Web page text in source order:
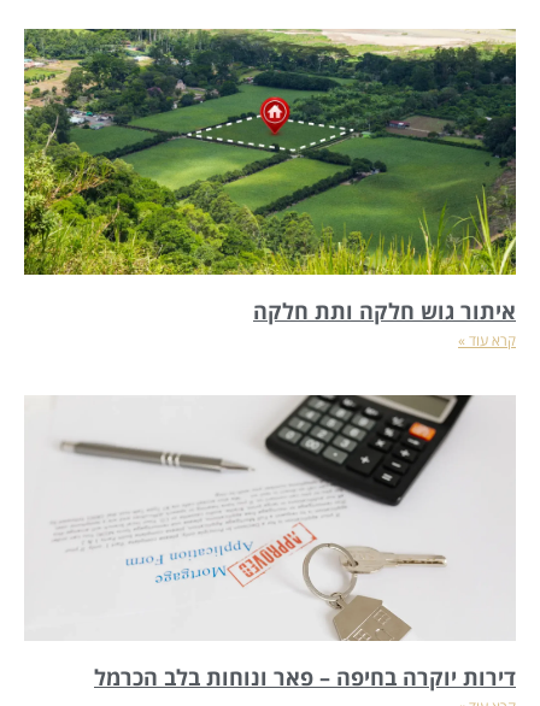
איתור גוש חלקה ותת חלקה
קרא עוד »
דירות יוקרה בחיפה – פאר ונוחות בלב הכרמל